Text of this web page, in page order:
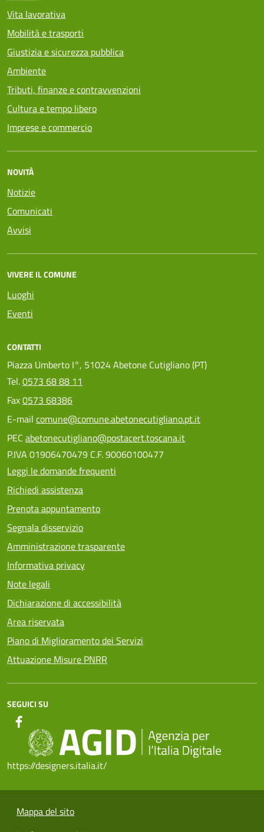
Vita lavorativa
Mobilità e trasporti
Giustizia e sicurezza pubblica
Ambiente
Tributi, finanze e contravvenzioni
Cultura e tempo libero
Imprese e commercio
NOVITÀ
Notizie
Comunicati
Avvisi
VIVERE IL COMUNE
Luoghi
Eventi
CONTATTI
Piazza Umberto I°, 51024 Abetone Cutigliano (PT)
Tel.0573 68 88 11
Fax0573 68386
E-mail comune@comune.abetonecutigliano.pt.it
PEC abetonecutigliano@postacert.toscana.it
P.IVA 01906470479 C.F. 90060100477
Leggi le domande frequenti
Richiedi assistenza
Prenota appuntamento
Segnala disservizio
Amministrazione trasparente
Informativa privacy
Note legali
Dichiarazione di accessibilità
Area riservata
Piano di Miglioramento dei Servizi
Attuazione Misure PNRR
SEGUICI SU
https://designers.italia.it/
Mappa del sito